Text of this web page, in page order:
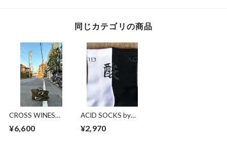
同じカテゴリの商品
CROSS WINES
BAG パンサー・ト
¥6,600
ACID SOCKS by
LOADS ARE LIGHT
¥2,970